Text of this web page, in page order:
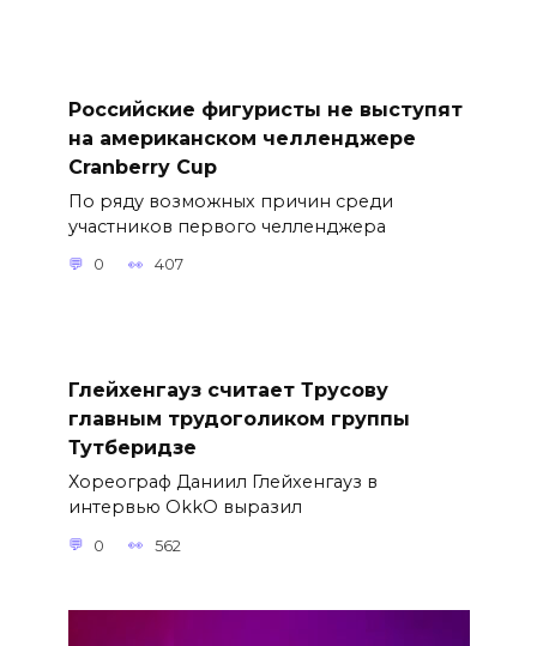
Российские фигуристы не выступят
на американском челленджере
Cranberry Cup
По ряду возможных причин среди
участников первого челленджера
0 407
Глейхенгауз считает Трусову
главным трудоголиком группы
Тутберидзе
Хореограф Даниил Глейхенгауз в
интервью OkkO выразил
0 562